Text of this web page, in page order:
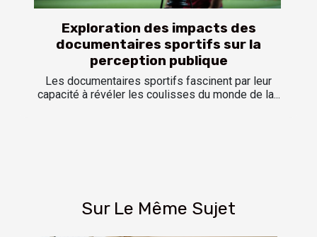
Exploration des impacts des
documentaires sportifs sur la
perception publique
Les documentaires sportifs fascinent par leur
capacité à révéler les coulisses du monde de la...
Sur Le Même Sujet